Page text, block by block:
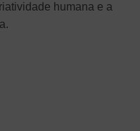
humana e a